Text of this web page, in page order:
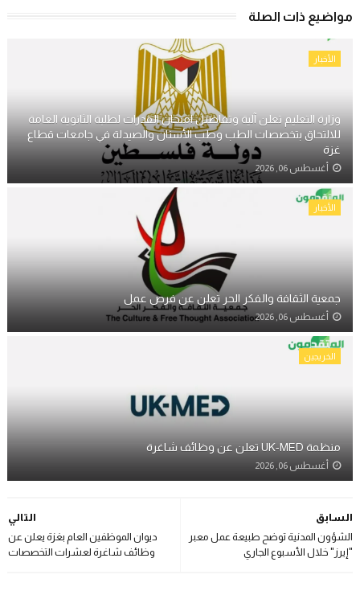
مواضيع ذات الصلة
الأخبار
وزارة التعليم تعلن آلية وتفاصيل امتحان القدرات لطلبة الثانوية العامة
للالتحاق بتخصصات الطب وطب الأسنان والصيدلة في جامعات قطاع
غزة
أغسطس 06, 2026
الأخبار
جمعية الثقافة والفكر الحر تعلن عن فرص عمل
أغسطس 06, 2026
الخريجين
منظمة UK-MED تعلن عن وظائف شاغرة
أغسطس 06, 2026
التالي
ديوان الموظفين العام بغزة يعلن عن
وظائف شاغرة لعشرات التخصصات
السابق
الشؤون المدنية توضح طبيعة عمل معبر
"إيرز" خلال الأسبوع الجاري